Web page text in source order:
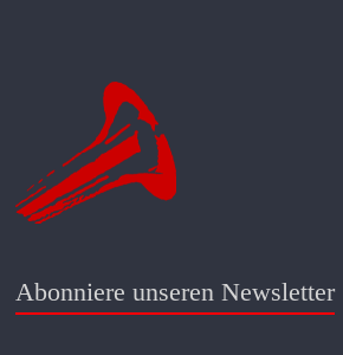
Abonniere unseren Newsletter